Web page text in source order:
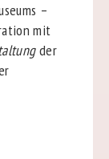
–
mit
der